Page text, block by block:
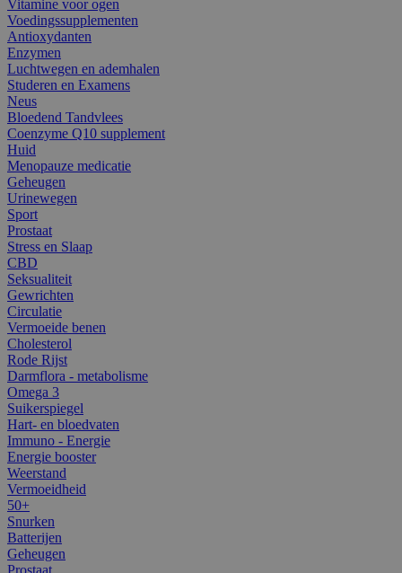
Vitamine voor ogen
Voedingssupplementen
Antioxydanten
Enzymen
Luchtwegen en ademhalen
Studeren en Examens
Neus
Bloedend Tandvlees
Coenzyme Q10 supplement
Huid
Menopauze medicatie
Geheugen
Urinewegen
Sport
Prostaat
Stress en Slaap
CBD
Seksualiteit
Gewrichten
Circulatie
Vermoeide benen
Cholesterol
Rode Rijst
Darmflora - metabolisme
Omega 3
Suikerspiegel
Hart- en bloedvaten
Immuno - Energie
Energie booster
Weerstand
Vermoeidheid
50+
Snurken
Batterijen
Geheugen
Prostaat